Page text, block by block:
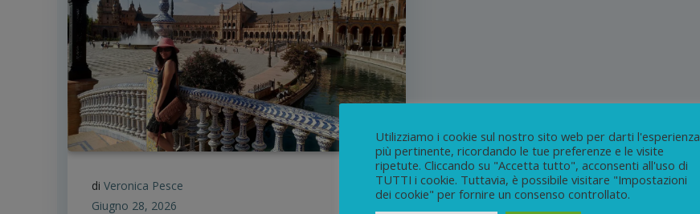
di Veronica Pesce
Giugno 28, 2026
Utilizziamo i cookie sul nostro sito web per darti l'esperienza
più pertinente, ricordando le tue preferenze e le visite
ripetute. Cliccando su "Accetta tutto", acconsenti all'uso di
TUTTI i cookie. Tuttavia, è possibile visitare "Impostazioni
dei cookie" per fornire un consenso controllato.